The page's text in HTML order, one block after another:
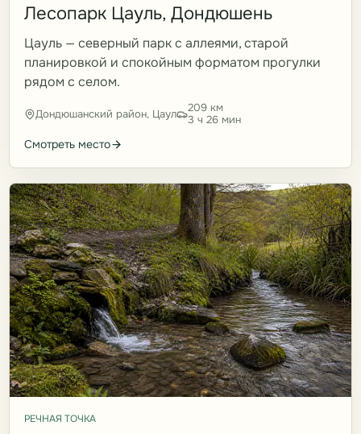
Лесопарк Цауль, Дондюшень
Цауль — северный парк с аллеями, старой
планировкой и спокойным форматом прогулки
рядом с селом.
Дондюшанский район, Цаул
209 км
3 ч 26 мин
Смотреть место
РЕЧНАЯ ТОЧКА